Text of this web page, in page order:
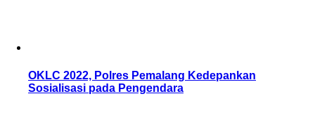
OKLC 2022, Polres Pemalang Kedepankan
Sosialisasi pada Pengendara